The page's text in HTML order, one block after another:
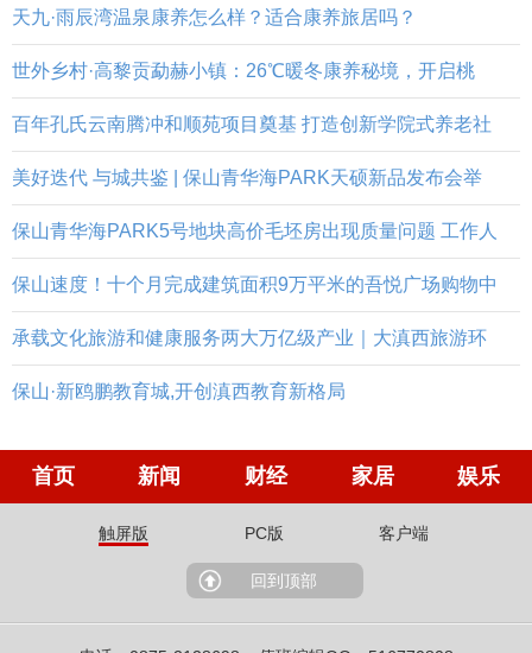
天九·雨辰湾温泉康养怎么样？适合康养旅居吗？
世外乡村·高黎贡勐赫小镇：26℃暖冬康养秘境，开启桃
百年孔氏云南腾冲和顺苑项目奠基 打造创新学院式养老社
美好迭代 与城共鉴 | 保山青华海PARK天硕新品发布会举
保山青华海PARK5号地块高价毛坯房出现质量问题 工作人
保山速度！十个月完成建筑面积9万平米的吾悦广场购物中
承载文化旅游和健康服务两大万亿级产业｜大滇西旅游环
保山·新鸥鹏教育城,开创滇西教育新格局
首页 新闻 财经 家居 娱乐
触屏版 PC版 客户端
回到顶部